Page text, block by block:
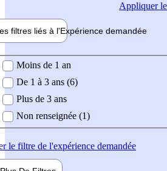
Appliquerle
filtres liés à l'Expérience demandée
demandée
Moins de 1 an
De 1 à 3 ans (6)
Plus de 3 ans
Non renseignée (1)
le filtre de l'expérience demandée